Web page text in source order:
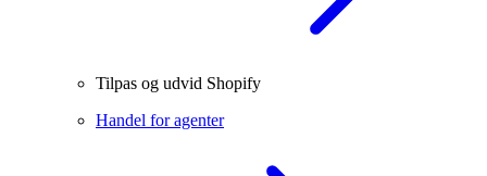
Tilpas og udvid Shopify
Handel for agenter